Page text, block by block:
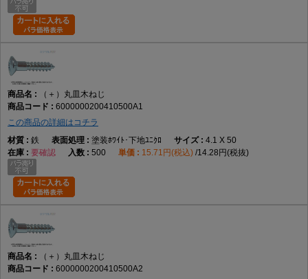
（＋）丸皿木ねじ
6000000200410500A1
この商品の詳細はコチラ
鉄
塗装ﾎﾜｲﾄ･下地ﾕﾆｸﾛ
4.1 X 50
要確認
500 15.71円(税込) 14.28円(税抜)
（＋）丸皿木ねじ
6000000200410500A2